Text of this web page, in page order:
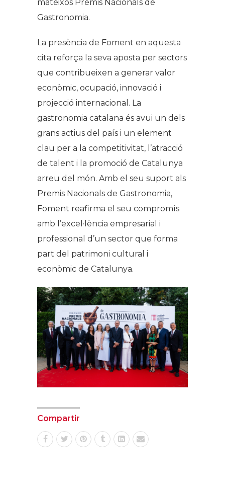
mateixos Premis Nacionals de
Gastronomia.
La presència de Foment en aquesta
cita reforça la seva aposta per sectors
que contribueixen a generar valor
econòmic, ocupació, innovació i
projecció internacional. La
gastronomia catalana és avui un dels
grans actius del país i un element
clau per a la competitivitat, l’atracció
de talent i la promoció de Catalunya
arreu del món. Amb el seu suport als
Premis Nacionals de Gastronomia,
Foment reafirma el seu compromís
amb l’excel·lència empresarial i
professional d’un sector que forma
part del patrimoni cultural i
econòmic de Catalunya.
Compartir